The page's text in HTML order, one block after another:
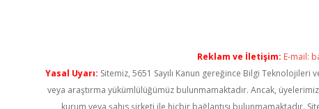
Reklam ve İletişim: E-mail:
Yasal Uyarı: Sitemiz, 5651 Sayılı Kanun gereğince Bilgi
veya araştırma yükümlülüğümüz bulunmamaktadır. Ancak,
kurum veya şahıs şirketi ile hiçbir bağlantısı bulunmamaktadır.